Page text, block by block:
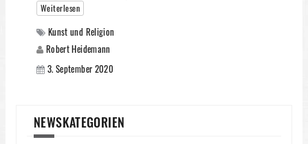
Weiterlesen
Kunst und Religion
Robert Heidemann
3. September 2020
NEWSKATEGORIEN